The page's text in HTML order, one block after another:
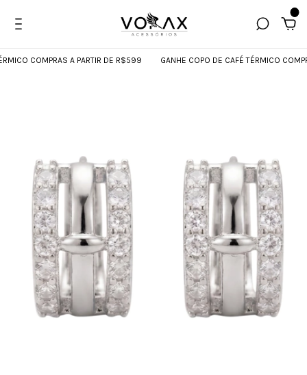
COMPRAS A PARTIR DE R$599 GANHE COPO DE CAFÉ TÉRMICO